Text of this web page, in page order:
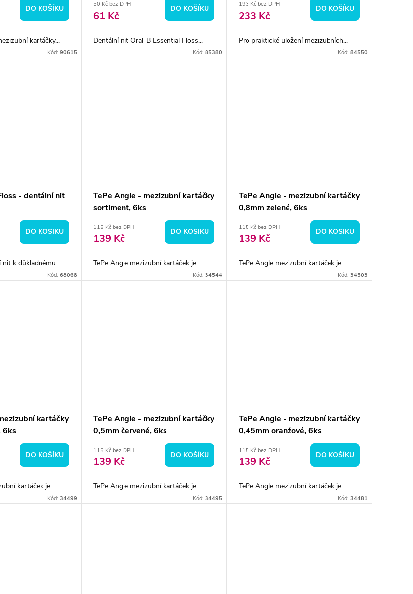
DO KOŠÍKU
kartáčky...
Kód: 90615
50 Kč bez DPH
61 Kč
DO KOŠÍKU
Dentální nit Oral-B Essential Floss...
Kód: 85380
193 Kč bez DPH
233 Kč
DO KOŠÍKU
Pro praktické uložení mezizubních...
Kód: 84550
- dentální nit
DO KOŠÍKU
nit k důkladnému...
Kód: 68068
TePe Angle - mezizubní kartáčky
sortiment, 6ks
115 Kč bez DPH
139 Kč
DO KOŠÍKU
TePe Angle mezizubní kartáček je...
Kód: 34544
TePe Angle - mezizubní kartáčky
0,8mm zelené, 6ks
115 Kč bez DPH
139 Kč
DO KOŠÍKU
TePe Angle mezizubní kartáček je...
Kód: 34503
kartáčky
6ks
DO KOŠÍKU
kartáček je...
Kód: 34499
TePe Angle - mezizubní kartáčky
0,5mm červené, 6ks
115 Kč bez DPH
139 Kč
DO KOŠÍKU
TePe Angle mezizubní kartáček je...
Kód: 34495
TePe Angle - mezizubní kartáčky
0,45mm oranžové, 6ks
115 Kč bez DPH
139 Kč
DO KOŠÍKU
TePe Angle mezizubní kartáček je...
Kód: 34481